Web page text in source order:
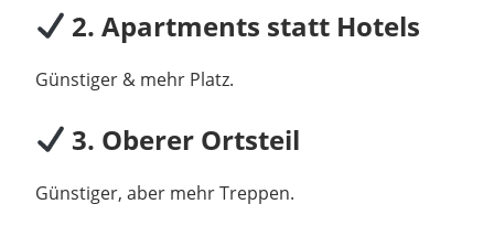
2. Apartments statt Hotels
Günstiger & mehr Platz.
3. Oberer Ortsteil
Günstiger, aber mehr Treppen.